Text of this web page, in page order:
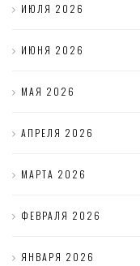
ИЮЛЯ 2026
ИЮНЯ 2026
МАЯ 2026
АПРЕЛЯ 2026
МАРТА 2026
ФЕВРАЛЯ 2026
ЯНВАРЯ 2026